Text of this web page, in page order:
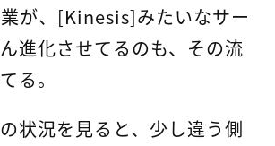
が、[Kinesis]みたいなサー
進化させてるのも、その流
る。
状況を見ると、少し違う側